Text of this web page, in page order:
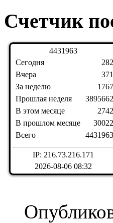
Счетчик
4431963
Сегодня
Вчера
За неделю
Прошлая неделя
В этом месяце
В прошлом месяце
Всего
282
371
1767
3895662
2742
30022
4431963
IP: 216.73.216.171
2026-08-06 08:32